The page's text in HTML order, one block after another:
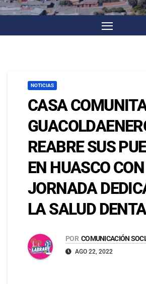
NOTICIAS
CASA
REABRE SUS
EN HUASCO
JORNADA
LA SALUD
POR COMUNICACIÓN
AGO 22, 2022